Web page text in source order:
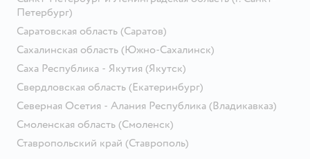
Петербург)
Саратовская область (Саратов)
Сахалинская область (Южно-Сахалинск)
Саха Республика - Якутия (Якутск)
Свердловская область (Екатеринбург)
Северная Осетия - Алания Республика (Владикавказ)
Смоленская область (Смоленск)
Ставропольский край (Ставрополь)